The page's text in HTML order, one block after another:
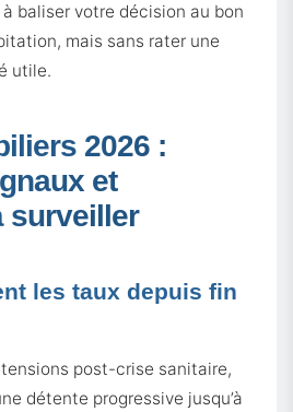
baliser votre décision au bon
mais sans rater une
utile.
2026 :
et
surveiller
les taux depuis fin
post-crise sanitaire,
détente progressive jusqu’à